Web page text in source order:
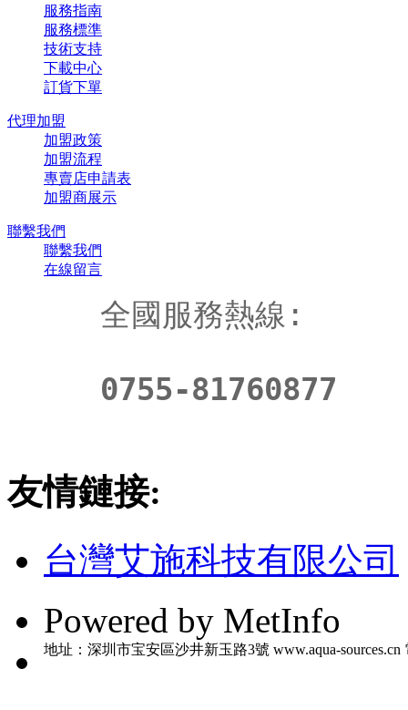
服務指南
服務標準
技術支持
下載中心
訂貨下單
代理加盟
加盟政策
加盟流程
專賣店申請表
加盟商展示
聯繫我們
聯繫我們
在線留言
全國服務熱線:
0755-81760877
友情鏈接:
台灣艾施科技有限公司
Powered by MetInfo
地址：深圳市宝安區沙井新玉路3號 www.aqua-